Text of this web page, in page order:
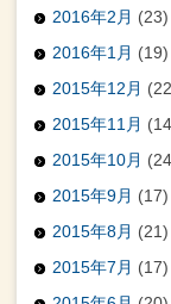
2016年2月 (23)
2016年1月 (19)
2015年12月
2015年11月
2015年10月
2015年9月 (17)
2015年8月 (21)
2015年7月 (17)